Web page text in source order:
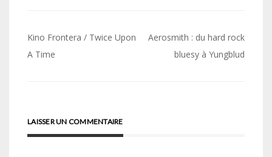
Navigation
de
Kino Frontera / Twice Upon
A Time
Aerosmith : du hard rock
bluesy à Yungblud
LAISSER UN COMMENTAIRE